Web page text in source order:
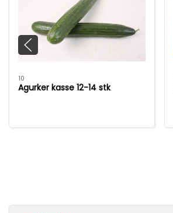
10
Agurker kasse 12-14 stk